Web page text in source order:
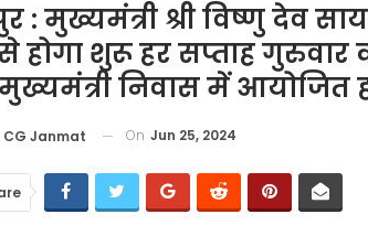
: मुख्यमंत्री श्री विष्णु देव
होगा शुरू हर सप्ताह गुरुवार
निवास में आयोजित
CG Janmat On Jun 25, 2024